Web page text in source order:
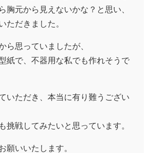
胸元から見えないかな？と思い、
ただきました。
ら思っていましたが、
紙で、不器用な私でも作れそうで
いただき、本当に有り難うござい
挑戦してみたいと思っています。
願いいたします。